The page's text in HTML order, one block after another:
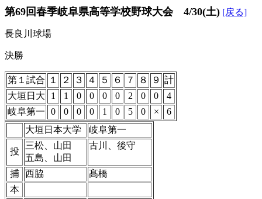
第69回春季岐阜県高等学校野球大会 4/30(土) [戻る]
長良川球場
決勝
第１試合 １ ２ ３ ４ ５ ６ ７ ８ ９ 計
大垣日大
1 1 0 0 0 0 2 0 0
4
岐阜第一
0 0 0 0 1 0 5 0 ×
6
大垣日本大学
岐阜第一
投
三松、山田
五島、山田
古川、後守
捕 西脇
髙橋
本